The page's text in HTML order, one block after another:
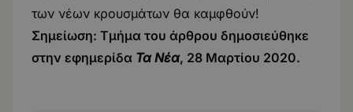
των νέων κρουσμάτων θα καμφθούν!
Σημείωση: Τμήμα του άρθρου δημοσιεύθηκε
στην εφημερίδα Τα Νέα, 28 Μαρτίου 2020.